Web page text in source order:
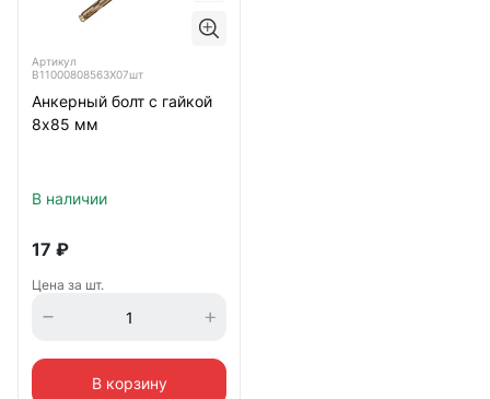
Артикул
B11000808563X07шт
Анкерный болт с гайкой
8х85 мм
В наличии
17 ₽
Цена за шт.
В корзину